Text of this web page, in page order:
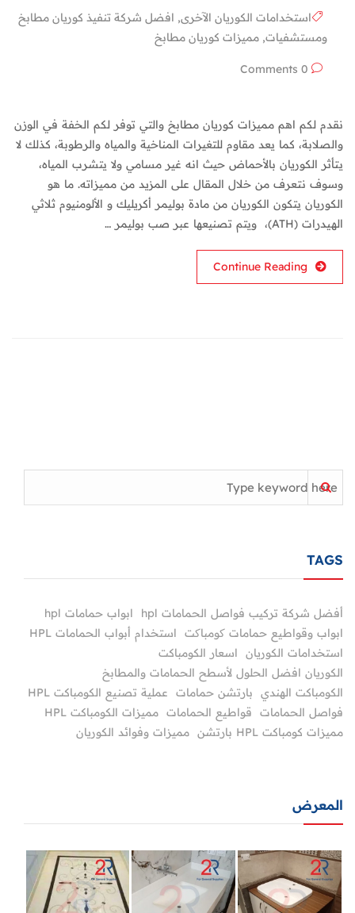
استخدامات الكوريان الآخرى, افضل شركة تنفيذ كوريان مطابخ
ومستشفيات, مميزات كوريان مطابخ
نقدم لكم اهم مميزات كوريان مطابخ والتي توفر لكم الخفة في الوزن
والصلابة، كما يعد مقاوم للتغيرات المناخية والمياه والرطوبة، كذلك لا
يتأثر الكوريان بالأحماض حيث انه غير مسامي ولا يتشرب المياه،
وسوف نتعرف من خلال المقال على المزيد من مميزاته. ما هو
الكوريان يتكون الكوريان من مادة بوليمر أكريليك و الألومنيوم ثلاثي
الهيدرات (ATH)، ويتم تصنيعها عبر صب بوليمر …
Continue Reading
TAGS
أفضل شركة تركيب فواصل الحمامات hpl
ابواب حمامات hpl
ابواب وقواطيع حمامات کومباکت
استخدام أبواب الحمامات HPL
استخدامات الكوريان
اسعار الكومباكت
الكوريان افضل الحلول لأسطح الحمامات والمطابخ
الكومباكت الهندي
بارتشن حمامات
عملية تصنيع الكومباكت HPL
فواصل الحمامات
قواطيع الحمامات مميزات الكومباكت HPL
مميزات كومباكت HPL بارتشن
مميزات وفوائد الكوريان
المعرض